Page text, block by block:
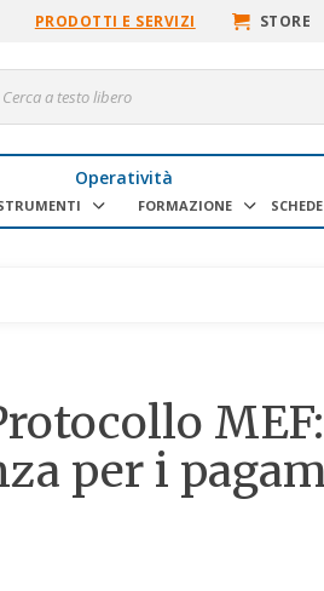
PRODOTTI E SERVIZI STORE
Operatività
FORMAZIONE
per i